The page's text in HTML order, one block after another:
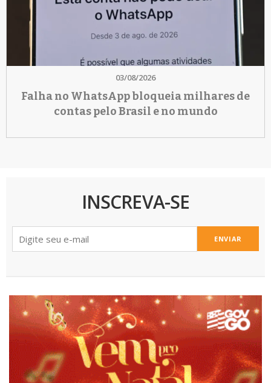
03/08/2026
Falha no WhatsApp bloqueia milhares de
contas pelo Brasil e no mundo
INSCREVA-SE
ENVIAR